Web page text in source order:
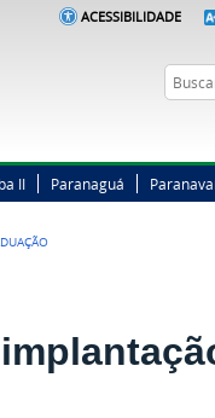
ACESSIBILIDADE
Busca
II Paranaguá